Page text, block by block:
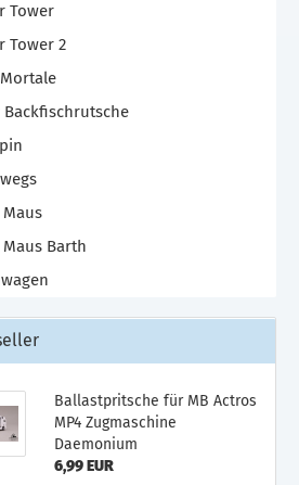
Tower
Tower 2
Backfischrutsche
Barth
Ballastpritsche für MB Actros
MP4 Zugmaschine
Daemonium
6,99 EUR